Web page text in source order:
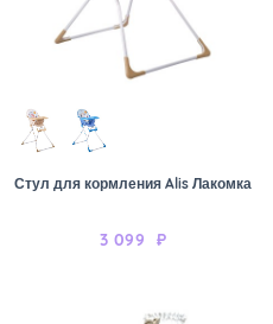
Стул для кормления Alis Лакомка
3 099 ₽